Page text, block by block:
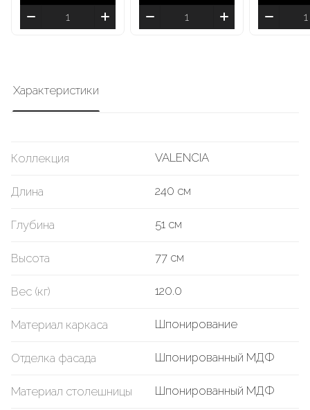
Характеристики
Коллекция VALENCIA
Длина 240 см
Глубина 51 см
Высота 77 см
Вес (кг) 120.0
Материал каркаса Шпонирование
Отделка фасада Шпонированный МДФ
Материал столешницы Шпонированный МДФ